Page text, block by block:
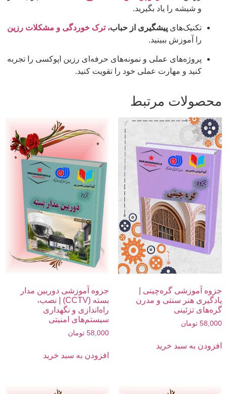
و شیشه را یاد بگیرید.
تکنیک‌های پیشگیری از حباب، ترک خوردگی و مشکلات رزین
را آموزش ببینید.
پروژه‌های عملی و نمونه‌های حرفه‌ای رزین اپوکسی را تجربه
کنید و مهارت عملی خود را تقویت کنید.
محصولات مرتبط
جزوه آموزشی گره‌چینی |
یادگیری هنر سنتی و مدرن
گره‌های تزئینی
58,000 تومان
افزودن به سبد خرید
جزوه آموزشی دوربین مدار
بسته (CCTV) | نصب،
راه‌اندازی و نگهداری
سیستم‌های امنیتی
58,000 تومان
افزودن به سبد خرید